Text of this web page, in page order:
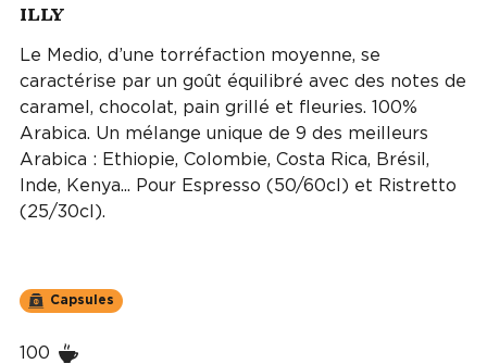
ILLY
Le Medio, d’une torréfaction moyenne, se
caractérise par un goût équilibré avec des notes de
caramel, chocolat, pain grillé et fleuries. 100%
Arabica. Un mélange unique de 9 des meilleurs
Arabica : Ethiopie, Colombie, Costa Rica, Brésil,
Inde, Kenya... Pour Espresso (50/60cl) et Ristretto
(25/30cl).
Capsules
100